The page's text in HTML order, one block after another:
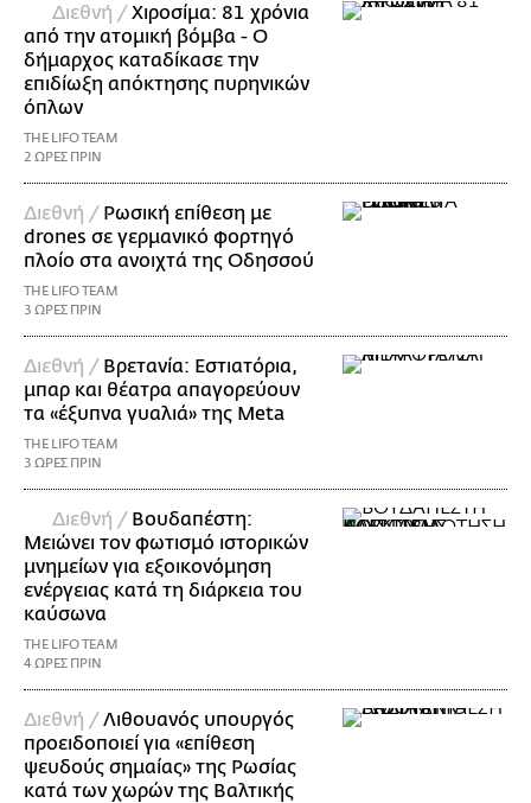
Διεθνή /Χιροσίμα: 81 χρόνια
από την ατομική βόμβα - Ο
δήμαρχος καταδίκασε την
επιδίωξη απόκτησης πυρηνικών
όπλων
THE LIFO TEAM
2 ΩΡΕΣ ΠΡΙΝ
Διεθνή / Ρωσική επίθεση με
drones σε γερμανικό φορτηγό
πλοίο στα ανοιχτά της Οδησσού
THE LIFO TEAM
3 ΩΡΕΣ ΠΡΙΝ
Διεθνή / Βρετανία: Εστιατόρια,
μπαρ και θέατρα απαγορεύουν
τα «έξυπνα γυαλιά» της Meta
THE LIFO TEAM
3 ΩΡΕΣ ΠΡΙΝ
Διεθνή / Βουδαπέστη:
Μειώνει τον φωτισμό ιστορικών
μνημείων για εξοικονόμηση
ενέργειας κατά τη διάρκεια του
καύσωνα
THE LIFO TEAM
4 ΩΡΕΣ ΠΡΙΝ
Διεθνή /Λιθουανός υπουργός
προειδοποιεί για «επίθεση
ψευδούς σημαίας» της Ρωσίας
κατά των χωρών της Βαλτικής